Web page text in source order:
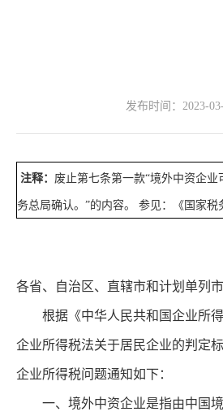
发布时间： 2023-
注释： 废止第七条第一款“境外中资企
务总局确认。”的内容。 参见：《国家
各省、自治区、直辖市和计划单列
根据《中华人民共和国企业所得
企业所得税法关于居民企业的判定
企业所得税问题通知如下：
一、境外中资企业是指由中国境